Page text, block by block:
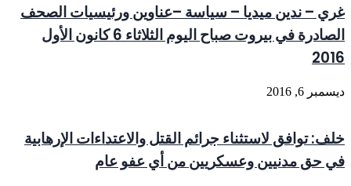
غري – ندين ميديا – سياسة –عناوين ورئيسيات الصحف
الصادرة في بيروت صباح اليوم الثلاثاء 6 كانون الأول
2016
ديسمبر 6, 2016
خلف: توافق لاستثناء جرائم القتل والاعتداءات الإرهابية
في حق مدنيين وعسكريين من أي عفو عام